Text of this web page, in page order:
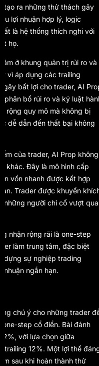
tạo ra những thử thách gây
lợi nhuận hợp lý, logic
là hệ thống thích nghi với
họ.
ở khung quản trị rủi ro và
vì áp dụng các trailing
gây bất lợi cho trader, AI
phân bổ rủi ro và kỷ luật
rộng quy mô mà không bị
dễ dẫn đến thất bại không
của trader, AI Prop không
khác. Đây là mô hình cấp
vốn nhanh được kết hợp
Trader được khuyến
những người chỉ cố vượt qua
nhận rộng rãi là one-step
làm trung tâm, đặc biệt
dựng sự nghiệp trading
nhuận ngắn hạn.
chú ý cho những trader
one-step cổ điển. Bài đánh
với lựa chọn giữa
trailing 12%. Một lợi thế
sau khi hoàn thành thử